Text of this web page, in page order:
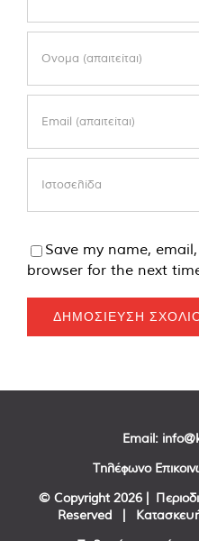
Save my name,
browser for the next
Email:
Τηλέφωνο
© Copyright 2026 |
Reserved | Κατασκευή